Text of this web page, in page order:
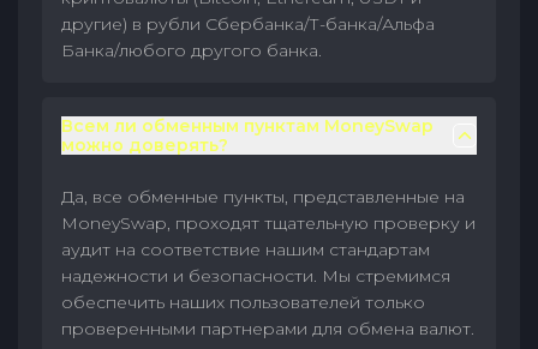
другие) в рубли Сбербанка/Т-банка/Альфа
Банка/любого другого банка.
Всем ли обменным пунктам MoneySwap
можно доверять?
Да, все обменные пункты, представленные на
MoneySwap, проходят тщательную проверку и
аудит на соответствие нашим стандартам
надежности и безопасности. Мы стремимся
обеспечить наших пользователей только
проверенными партнерами для обмена валют.